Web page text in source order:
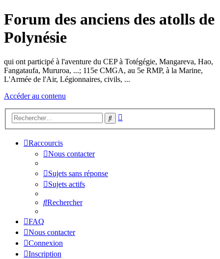
Forum des anciens des atolls de
Polynésie
qui ont participé à l'aventure du CEP à Totégégie, Mangareva, Hao,
Fangataufa, Mururoa, ...; 115e CMGA, au 5e RMP, à la Marine,
L'Armée de l'Air, Légionnaires, civils, ...
Accéder au contenu
Rechercher
Raccourcis
Nous contacter
Sujets sans réponse
Sujets actifs
Rechercher
FAQ
Nous contacter
Connexion
Inscription